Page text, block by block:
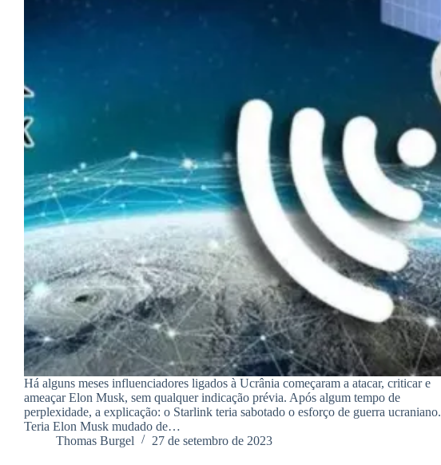
Há alguns meses influenciadores ligados à Ucrânia começaram a atacar, criticar e
ameaçar Elon Musk, sem qualquer indicação prévia. Após algum tempo de
perplexidade, a explicação: o Starlink teria sabotado o esforço de guerra ucraniano.
Teria Elon Musk mudado de…
Thomas Burgel
27 de setembro de 2023